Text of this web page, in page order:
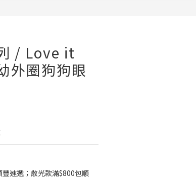
/ Love it
外圈狗狗眼
速遞；散光款滿$800包順